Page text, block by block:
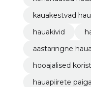
kauakestvad
hauakivid
aastaringne
hooajalised
hauapiirete